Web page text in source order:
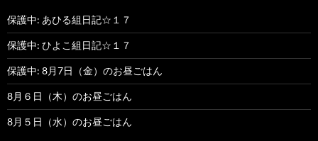
保護中: あひる組日記☆１７
保護中: ひよこ組日記☆１７
保護中: 8月7日（金）のお昼ごはん
8月６日（木）のお昼ごはん
8月５日（水）のお昼ごはん